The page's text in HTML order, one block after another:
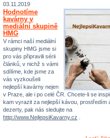
03.11.2019
Hodnotíme
kavárny v
mediální skupině
HMG
V rámci naší mediální
skupiny HMG jsme si
pro vás připravili sérii
článků, v nichž s vámi
sdílíme, kde jsme za
vás vyzkoušeli
nejlepší kavárny nejen
v Praze, ale i po celé ČR. Chcete-li se
kam vyrazit za nejlepší kávou, prostředím
dezerty, pak nás sledujte na
http://www.NejlepsiKavarny.cz